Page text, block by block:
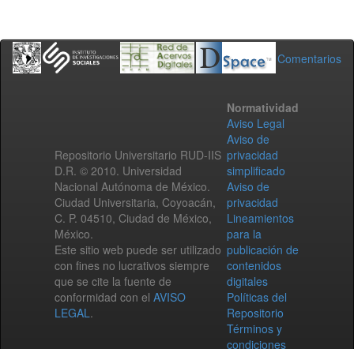
Comentarios
Repositorio Universitario RUD-IIS
D.R. © 2010. Universidad
Nacional Autónoma de México.
Ciudad Universitaria, Coyoacán,
C. P. 04510, Ciudad de México,
México.
Este sitio web puede ser utilizado
con fines no lucrativos siempre
que se cite la fuente de
conformidad con el AVISO
LEGAL.
Normatividad
Aviso Legal
Aviso de
privacidad
simplificado
Aviso de
privacidad
Lineamientos
para la
publicación de
contenidos
digitales
Políticas del
Repositorio
Términos y
condiciones